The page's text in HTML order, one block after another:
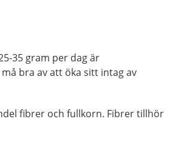
35 gram per dag är
bra av att öka sitt intag av
fibrer och fullkorn. Fibrer tillhör